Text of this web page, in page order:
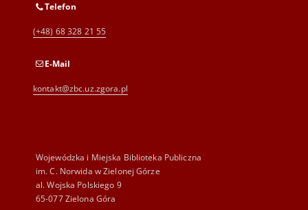
Telefon
(+48) 68 328 21 55
E-Mail
kontakt@zbc.uz.zgora.pl
Wojewódzka i Miejska Biblioteka Publiczna
im. C. Norwida w Zielonej Górze
al. Wojska Polskiego 9
65-077 Zielona Góra